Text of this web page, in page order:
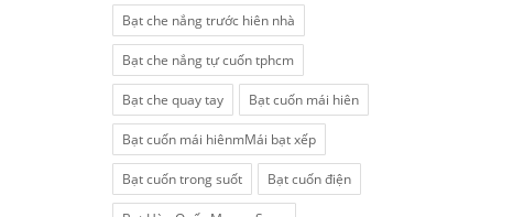
Bạt che nắng trước hiên nhà
Bạt che nắng tự cuốn tphcm
Bạt che quay tay Bạt cuốn mái hiên
Bạt cuốn mái hiênmMái bạt xếp
Bạt cuốn trong suốt Bạt cuốn điện